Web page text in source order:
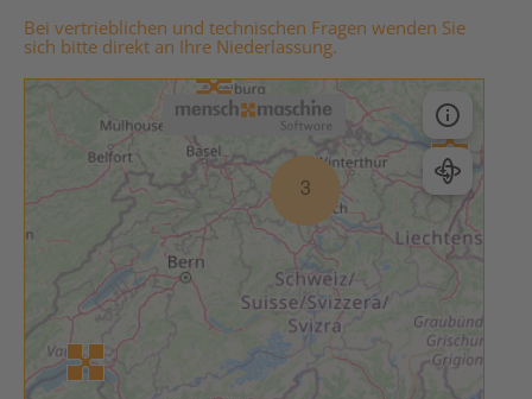
Bei vertrieblichen und technischen Fragen wenden Sie
sich bitte direkt an Ihre Niederlassung.